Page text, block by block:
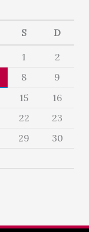
S D
1
2
8
9
15
16
22
23
29
30